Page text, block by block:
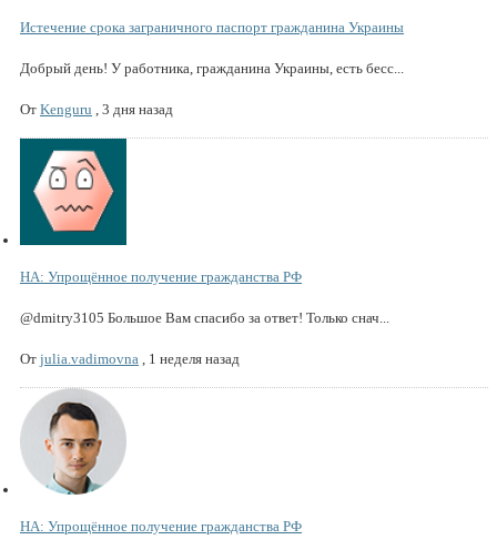
Истечение срока заграничного паспорт гражданина Украины
Добрый день! У работника, гражданина Украины, есть бесс...
От Kenguru 3 дня назад
НА: Упрощённое получение гражданства РФ
@dmitry3105 Большое Вам спасибо за ответ! Только снач...
От julia.vadimovna 1 неделя назад
НА: Упрощённое получение гражданства РФ